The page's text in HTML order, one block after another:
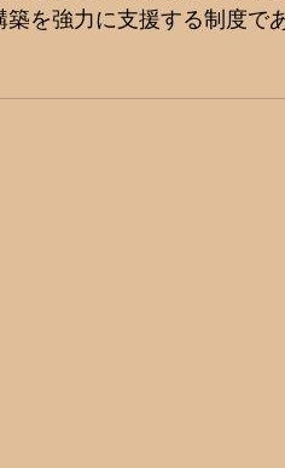
を強力に支援する制度であ